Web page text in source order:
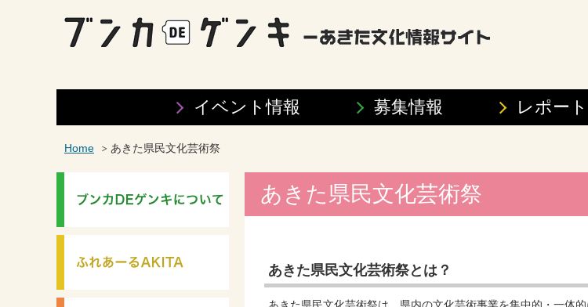
イベント情報 募集情報 レポート
Home あきた県民文化芸術祭
あきた県民文化芸術祭
あきた県民文化芸術祭とは？
あきた県民文化芸術祭は、県内の文化芸術事業を集中的・一体的